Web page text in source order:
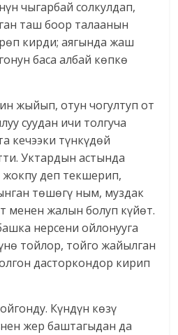
чыгарбай солкулдап,
таш боор талаанын
кирди; аягында жаш
баса албай көпкө
жыйып, отун чогултуп от
суудан ичи толгуча
кечээки түнкүдөй
Уктардын астында
жокпу деп текшерип,
төшөгү ным, муздак
менен жалын болуп күйөт.
нерсени ойлонууга
тойлор, тойго жайылган
дасторкондор кирип
Күндүн көзү
жер баштагыдан да